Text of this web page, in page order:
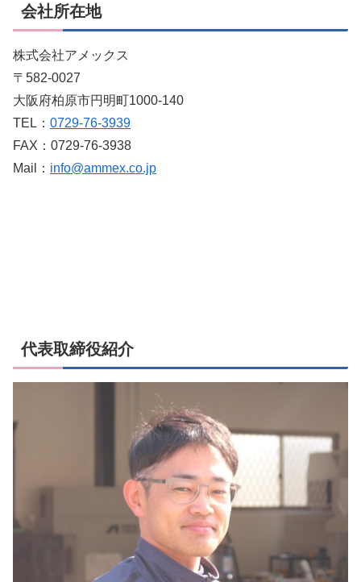
会社所在地
株式会社アメックス
〒582-0027
大阪府柏原市円明町1000-140
TEL： 0729-76-3939
FAX：0729-76-3938
Mail： info@ammex.co.jp
代表取締役紹介